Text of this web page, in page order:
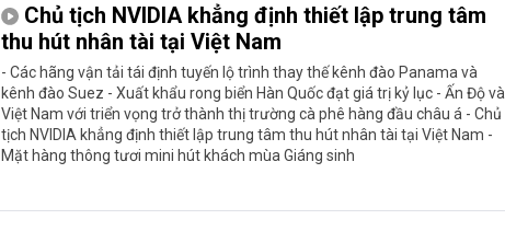
Chủ tịch NVIDIA khẳng định thiết lập trung tâm
thu hút nhân tài tại Việt Nam
- Các hãng vận tải tái định tuyến lộ trình thay thế kênh đào Panama và
kênh đào Suez - Xuất khẩu rong biển Hàn Quốc đạt giá trị kỷ lục - Ấn Độ và
Việt Nam với triển vọng trở thành thị trường cà phê hàng đầu châu á - Chủ
tịch NVIDIA khẳng định thiết lập trung tâm thu hút nhân tài tại Việt Nam -
Mặt hàng thông tươi mini hút khách mùa Giáng sinh